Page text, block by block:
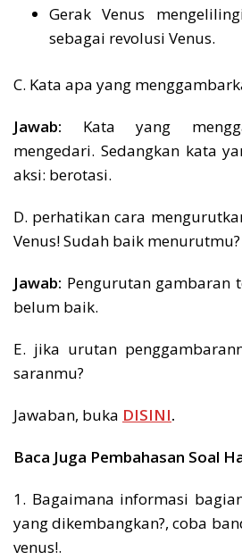
Gerak Venus
sebagai revolusi Venus.
C. Kata apa yang
Jawab: Kata yang
mengedari. Sedangkan kata
aksi: berotasi.
D. perhatikan cara
Venus! Sudah baik menurutmu?
Jawab: Pengurutan gambaran
belum baik.
E. jika urutan
saranmu?
Jawaban, buka DISINI.
Baca Juga Pembahasan Soal
1. Bagaimana informasi
yang dikembangkan?, coba
venus!.